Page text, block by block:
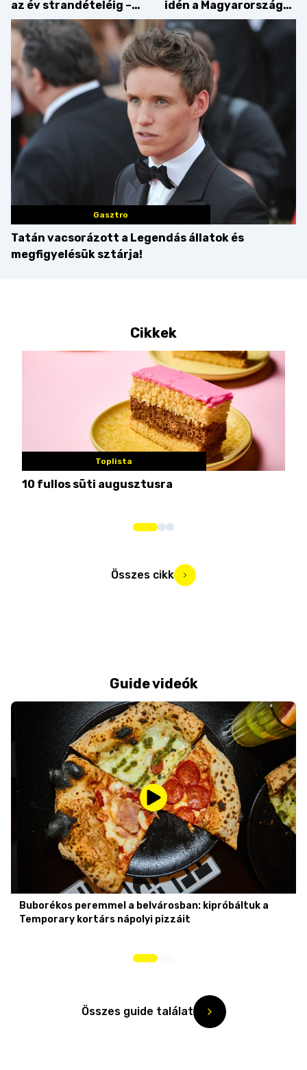
az év strandételéig –
idén is felzabáltuk a
Balaton déli partját
idén a Magyarország
tortája címért
Gasztro
Tatán vacsorázott a Legendás állatok és
megfigyelésük sztárja!
Cikkek
Toplista
10 fullos süti augusztusra
Összes cikk
Guide videók
Buborékos peremmel a belvárosban: kipróbáltuk a
Temporary kortárs nápolyi pizzáit
Összes guide találat